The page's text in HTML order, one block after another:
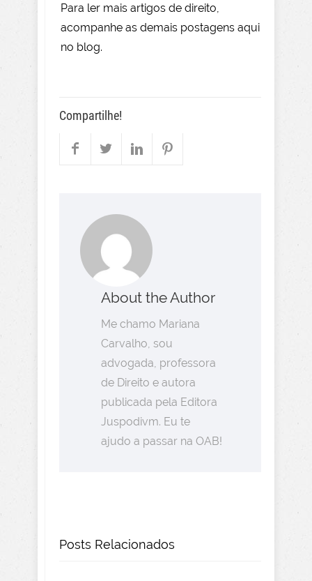
Para ler mais artigos de direito
acompanhe as demais postagens aqui
no blog.
Compartilhe!
About the Author
Me chamo Mariana
Carvalho, sou
advogada, professora
de Direito e autora
publicada pela Editora
Juspodivm. Eu te
ajudo a passar na OAB!
Posts Relacionados